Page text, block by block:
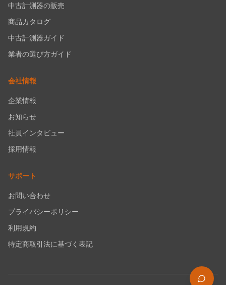
中古計測器の販売
商品カタログ
中古計測器ガイド
業者の選び方ガイド
会社情報
企業情報
お知らせ
社員インタビュー
採用情報
サポート
お問い合わせ
プライバシーポリシー
利用規約
特定商取引法に基づく表記